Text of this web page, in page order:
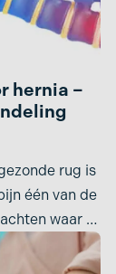
hernia –
rug is
één van de
waar jij